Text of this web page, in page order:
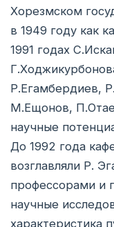
Хорезмском
в 1949 году как
1991 годах
Р.Егамбердиев,
М.Ещонов,
научные
До 1992 года
возглавляли Р.
профессорами и
научные
характеристика